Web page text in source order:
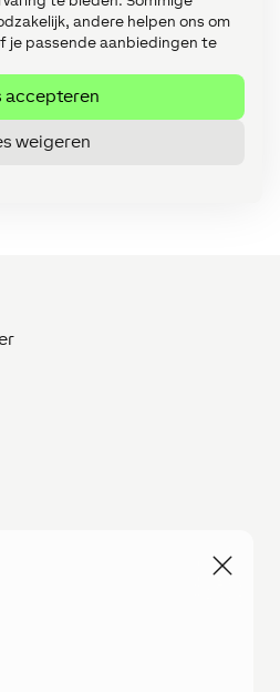
andere helpen ons om
je passende aanbiedingen te
accepteren
weigeren
(11)
praktijk (114)